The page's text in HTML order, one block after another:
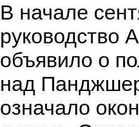
В начале
руководство
объявило о
над
означало